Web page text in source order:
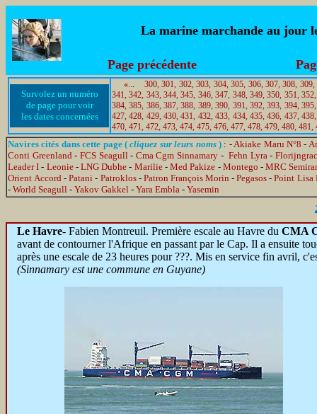
La marine marchande au jour
Page précédente
Survolez un numéro
de page pour voir
les dates concernées
«... 300, 301, 302, 303, 304, 305, 306, 307, 308, 309,
341, 342, 343, 344, 345, 346, 347, 348, 349, 350, 351, 352,
384, 385, 386, 387, 388, 389, 390, 391, 392, 393, 394, 395,
427, 428, 429, 430, 431, 432, 433, 434, 435, 436, 437, 438,
470, 471, 472, 473, 474, 475, 476, 477, 478, 479, 480, 481,
Navires cités dans cette page ( cliquez sur leurs noms) : -Akiake Maru N°8 -
Conti Greenland- FCS Seagull- Cma Cgm Sinnamary - Fehn Lyra-
Leader I - Leonie-LNG Dubhe - Marilie-Med Pakize - Montego -MRC
Orient Accord -Patani - Patroklos- Patron François Morin -Pegasos -Point Lisa
- World Seagull - Yakov Gakkel - Yara Embla - Yasemin
Le Havre- Fabien Montreuil. Première escale au Havre du CMA
avant de contourner l'Afrique en passant par le Cap. Il a ensuite
après une escale de 23 heures pour ???. Mis en service fin avril,
(Sinnamary est une commune en Guyane)